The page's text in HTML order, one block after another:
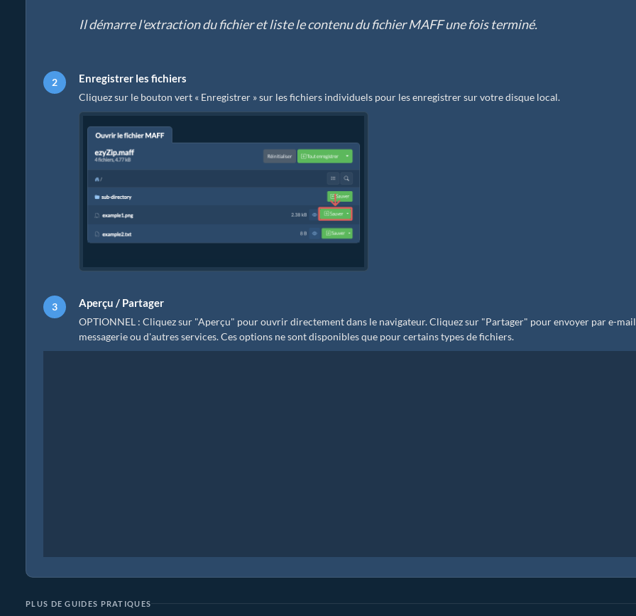
Il démarre l'extraction du fichier et liste le contenu du fichier MAFF une fois terminé.
Enregistrer les fichiers
Cliquez sur le bouton vert « Enregistrer » sur les fichiers individuels pour les enregistrer sur votre disque local.
Aperçu / Partager
OPTIONNEL : Cliquez sur "Aperçu" pour ouvrir directement dans le navigateur. Cliquez sur "Partager" pour envoyer par e-
messagerie ou d'autres services. Ces options ne sont disponibles que pour certains types de fichiers.
PLUS DE GUIDES PRATIQUES